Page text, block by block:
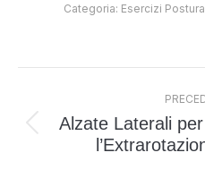
Categoria: Esercizi Postura
tra
Alzate Laterali